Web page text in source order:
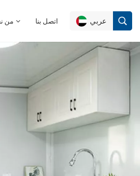
من اتصل بنا عربي
English
Deutsch
Русский
Italiano